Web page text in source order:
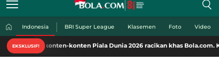
Indonesia BRI Super League Klasemen Foto Video
EKSKLUSIF!
konten-konten Piala Dunia 2026 racikan khas Bola.com. Klik di sini!